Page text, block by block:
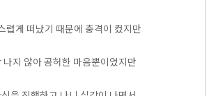
럽게 떠났기 때문에 충격이 컸지만
나지 않아 공허한 마음뿐이었지만